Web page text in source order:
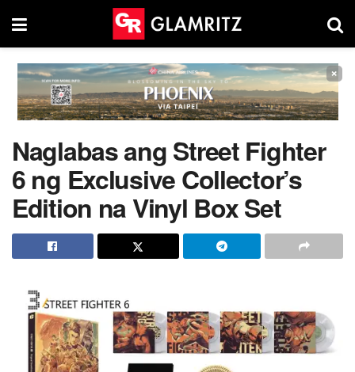
×
Naglabas ang Street Fighter
6 ng Exclusive Collector’s
Edition na Vinyl Box Set